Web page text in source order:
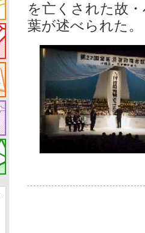
を亡くされた故
葉が述べられた。